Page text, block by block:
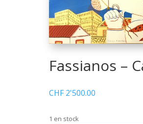
Fassianos –
CHF 2'500.00
1 en stock